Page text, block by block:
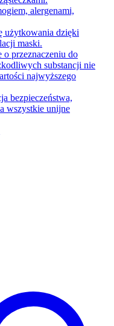
alergenami,
użytkowania dzięki
maski.
przeznaczeniu do
substancji nie
najwyższego
bezpieczeństwa,
wszystkie unijne